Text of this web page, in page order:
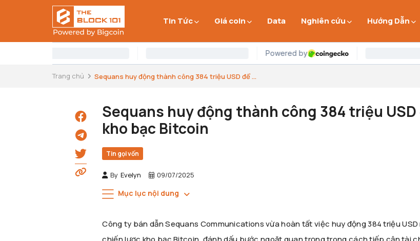
Tin Tức Giá coin Data Nghiên cứu Hướng Dẫn
Trang chủ Sequans huy động thành công 384 triệu USD để ...
Sequans huy động thành công 384 triệu USD
kho bạc Bitcoin
Tin gọi vốn
By Evelyn 09/07/2025
Mục lục nội dung
Công ty bán dẫn Sequans Communications vừa hoàn tất việc huy động 384 triệu